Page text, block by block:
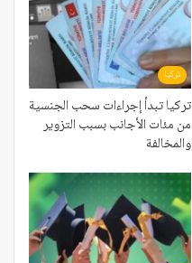
تركيا
تركيا تبدأ إجراءات سحب الجنسية
من مئات الأجانب بسبب التزوير
والمخالفة